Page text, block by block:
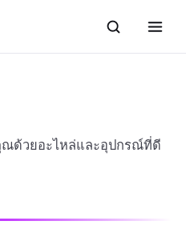
ด้วยอะไหล่และอุปกรณ์ที่ดี